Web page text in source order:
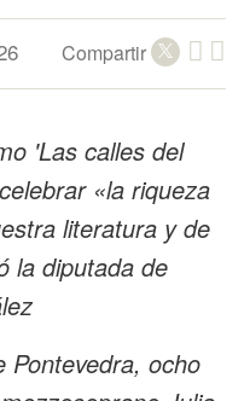
Compartir
'Las calles del
«la riqueza
literatura y de
la diputada de
Pontevedra, ocho